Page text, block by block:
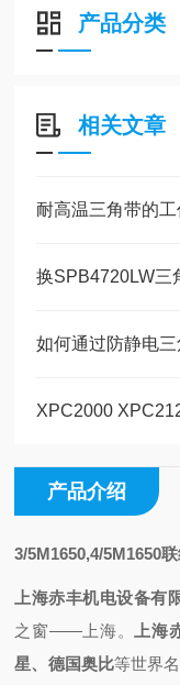
产品分类
相关文章
耐高温三角带的
换SPB4720LW三
如何通过防静电
XPC2000
产品介绍
3/5M1650,4/5M1650
上海赤丰机电设备有
之 窗——上海。 上海
星、德国奥比等世界